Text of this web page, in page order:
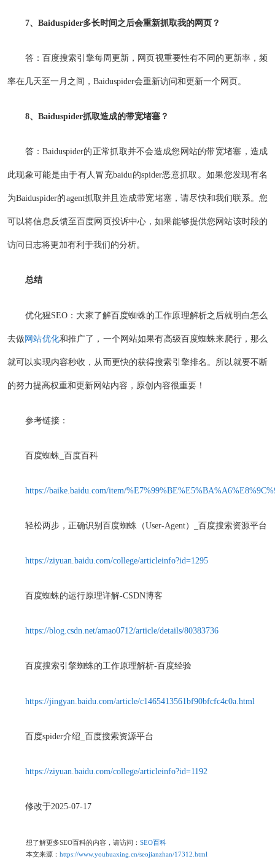
7、Baiduspider多长时间之后会重新抓取我的网页？
答：百度搜索引擎每周更新，网页视重要性有不同的更新率，频
率在几天至一月之间，Baiduspider会重新访问和更新一个网页。
8、Baiduspider抓取造成的带宽堵塞？
答：Baiduspider的正常抓取并不会造成您网站的带宽堵塞，造成
此现象可能是由于有人冒充baidu的spider恶意抓取。如果您发现有名
为Baiduspider的agent抓取并且造成带宽堵塞，请尽快和我们联系。您
可以将信息反馈至百度网页投诉中心，如果能够提供您网站该时段的
访问日志将更加有利于我们的分析。
总结
优化猩SEO：大家了解百度蜘蛛的工作原理解析之后就明白怎么
去做网站优化和推广了，一个网站如果有高级百度蜘蛛来爬行，那么
就可以实现内容秒收，从而更快的获得搜索引擎排名。所以就要不断
的努力提高权重和更新网站内容，原创内容很重要！
参考链接：
百度蜘蛛_百度百科
https://baike.baidu.com/item/
轻松两步，正确识别百度蜘蛛（User-Agent）_百度搜索资源平台
https://ziyuan.baidu.com/college/articleinfo?id=1295
百度蜘蛛的运行原理详解-CSDN博客
https://blog.csdn.net/amao0712/article/details/80383736
百度搜索引擎蜘蛛的工作原理解析-百度经验
https://jingyan.baidu.com/article/c1465413561bf90bfcfc4c0a.html
百度spider介绍_百度搜索资源平台
https://ziyuan.baidu.com/college/articleinfo?id=1192
修改于2025-07-17
想了解更多SEO百科的内容，请访问： SEO百科
本文来源： https://www.youhuaxing.cn/seojianzhan/17312.html